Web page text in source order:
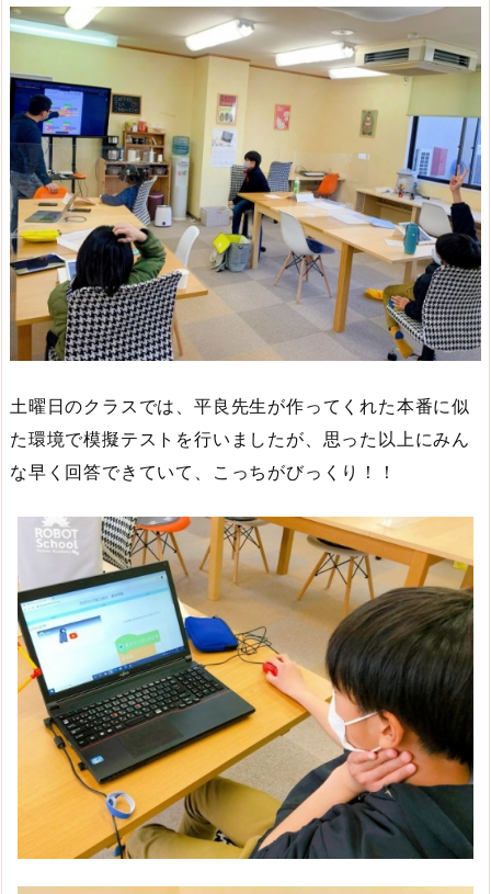
土曜日のクラスでは、平良先生が作ってくれた本番に似
た環境で模擬テストを行いましたが、思った以上にみん
な早く回答できていて、こっちがびっくり！！